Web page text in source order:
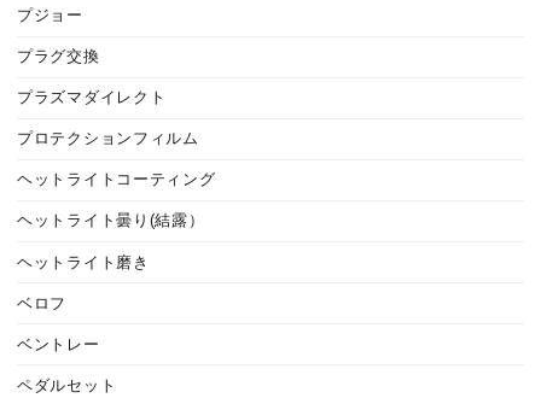
プジョー
プラグ交換
プラズマダイレクト
プロテクションフィルム
ヘットライトコーティング
ヘットライト曇り(結露）
ヘットライト磨き
ベロフ
ベントレー
ペダルセット